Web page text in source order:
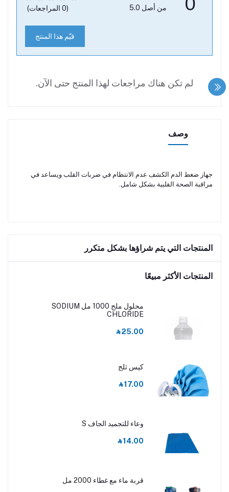
من أصل 5.0 (0 المراجعات)
قيّم هذا المنتج
لم تكن هناك مراجعات لهذا المنتج حتى الآن.
وصف
جهاز ضغط الدم الكشف عدم الانتظام في ضربات القلب ويساعد في
مراقبة الصحة القلبية بشكل شامل.
المنتجات التي يتم شراؤها بشكل متكرر
المنتجات الأكثر مبيعًا
محلول ملح 1000 مل SODIUM
CHLORIDE
‎⃁ 25.00
كيس ثلج
‎⃁ 17.00
وعاء للتجميد الجاف S
‎⃁ 14.00
قربة ماء مع غطاء 2000 مل